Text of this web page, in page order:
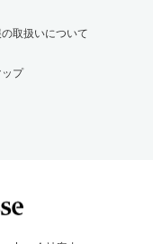
取扱いについて
プ